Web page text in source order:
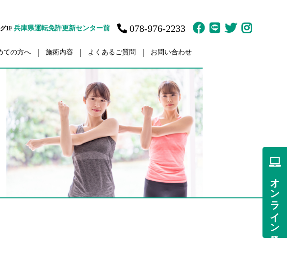
1F 兵庫県運転免許更新センター前 078-976-2233
ての方へ 施術内容
交通事故治療
ダイエット
眼精疲労
五十肩・四十肩／肩こり
腰痛
スポーツ外傷・障害
訪問鍼灸マッサージ
体育の家庭教師
よくあるご質問 お問い合わせ
オンライン予約